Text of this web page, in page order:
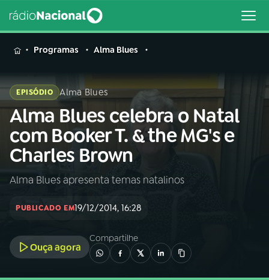
MENU
Buscar
na
Rádio
Nacional
Buscar
AO VIVO
02A RÁDIO
Programas Alma Blues
EPISÓDIO Alma Blues
Alma Blues celebra o Natal
com Booker T. & the MG's e
Charles Brown
Alma Blues apresenta temas natalinos
PUBLICADO EM19/12/2014, 16:28
Ouça agora
Compartilhe